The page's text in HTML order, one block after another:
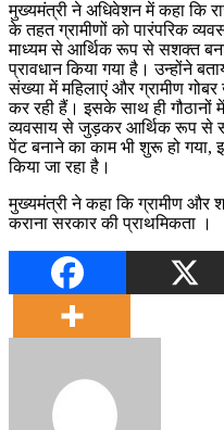
मुख्यमंत्री ने अधिवेशन में कहा कि
के तहत ग्रामीणों को पारंपरिक
माध्यम से आर्थिक रूप से सशक्त
प्रावधान किया गया है। उन्होंने
संख्या में महिलाएं और ग्रामीण
कर रही हैं। इसके साथ ही गौठानों
व्यवसाय से जुड़कर आर्थिक रूप से
पेंट बनाने का काम भी शुरू हो गया,
किया जा रहा है।
मुख्यमंत्री ने कहा कि ग्रामीण और
कराना सरकार की प्राथमिकता ।